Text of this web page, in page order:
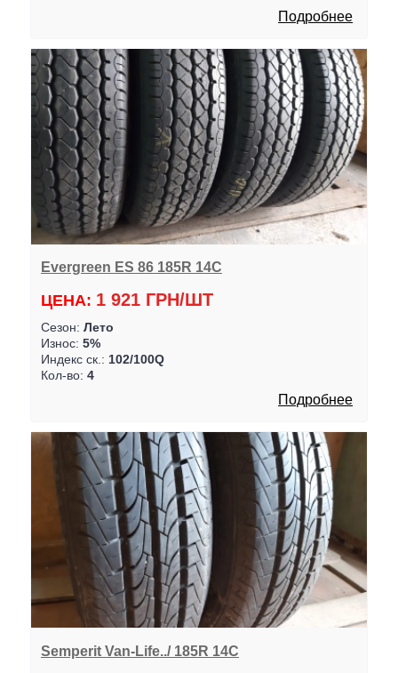
Подробнее
Evergreen ES 86 185R 14C
ЦЕНА: 1 921 ГРН/ШТ
Сезон: Лето
Износ: 5%
Индекс ск.: 102/100Q
Кол-во: 4
Подробнее
Semperit Van-Life../ 185R 14C